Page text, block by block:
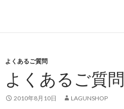
よくあるご質問
よくあるご質問
2010年8月10日 LAGUNSHOP